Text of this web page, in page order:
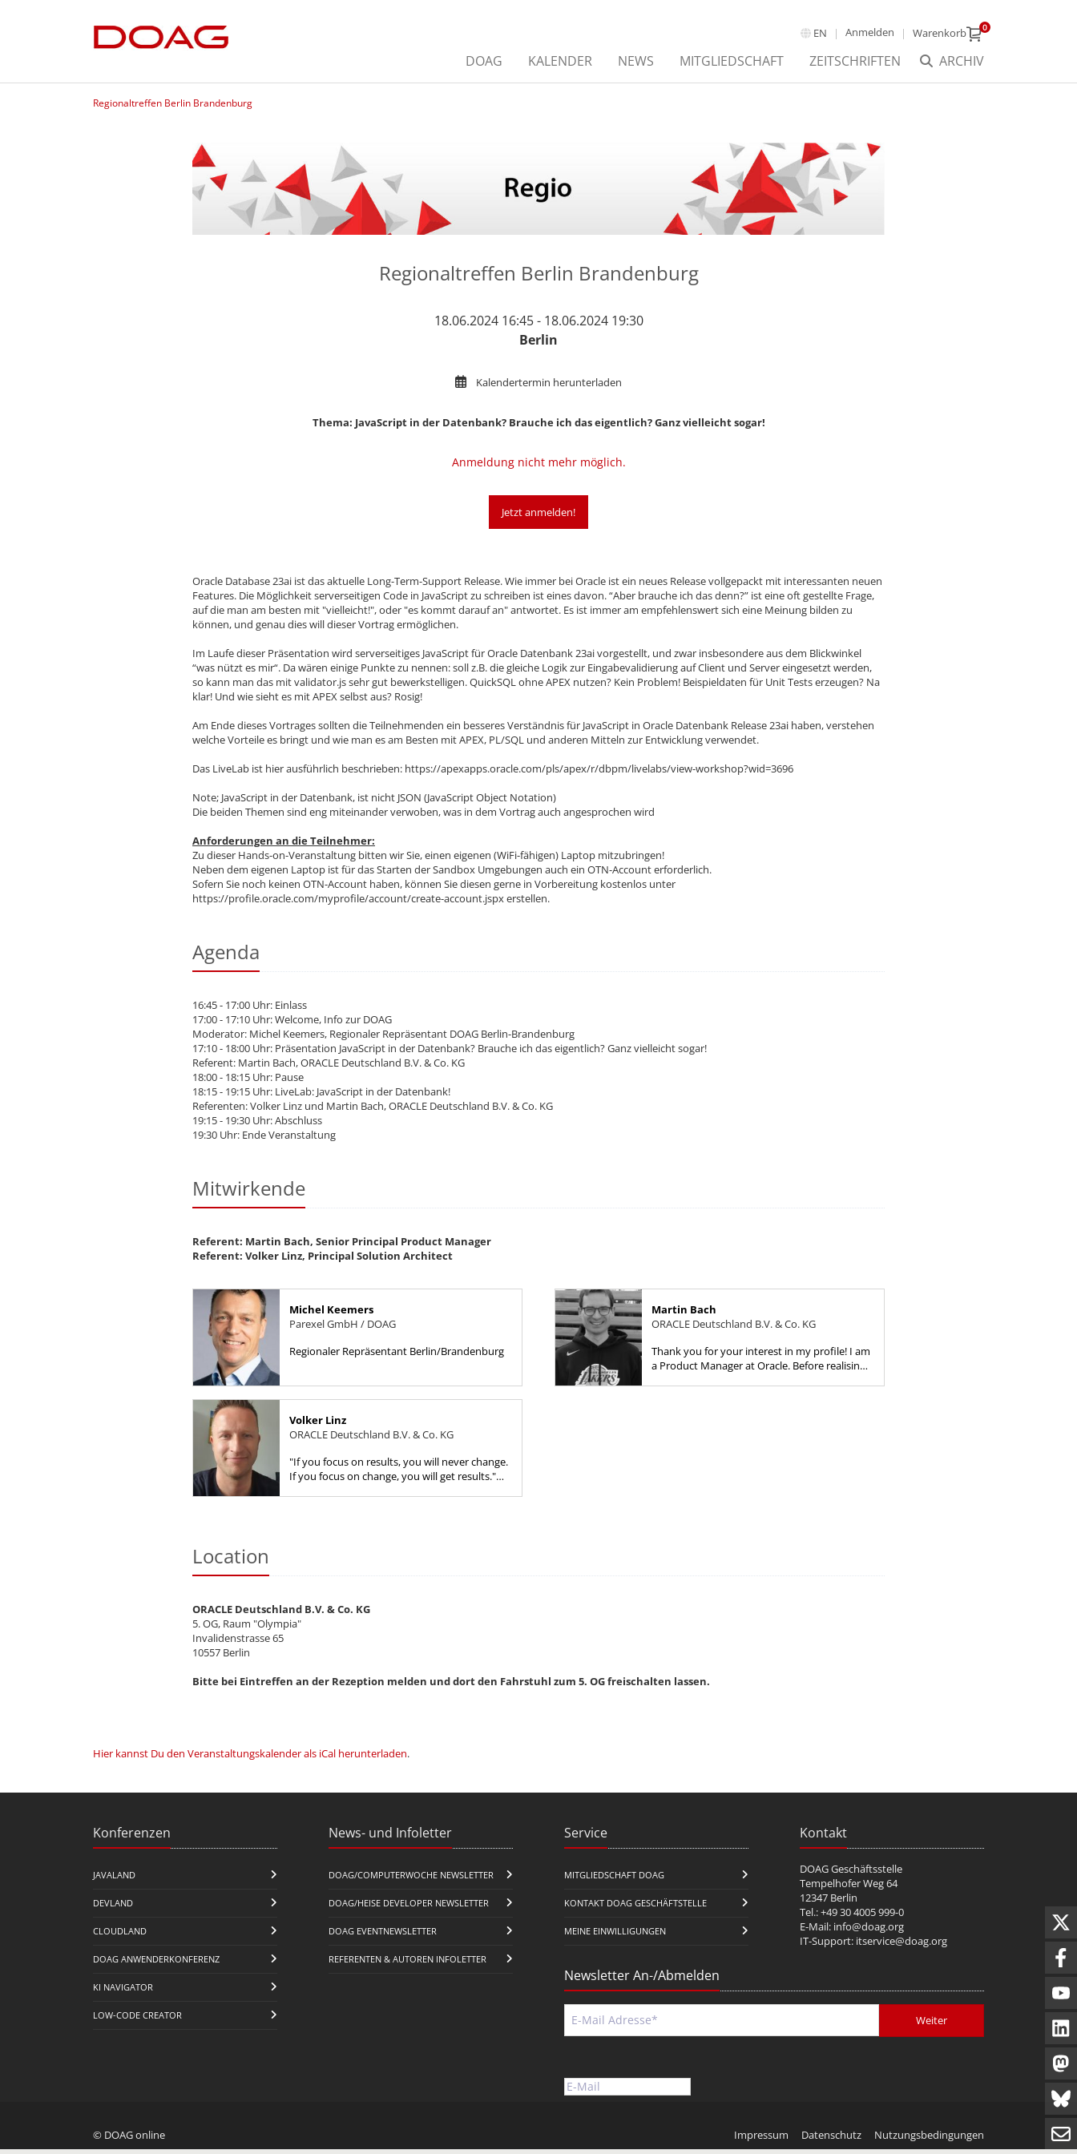
EN Anmelden Warenkorb 0
ARCHIV
DOAG KALENDER NEWS MITGLIEDSCHAFT ZEITSCHRIFTEN
Regionaltreffen Berlin Brandenburg
Regionaltreffen Berlin Brandenburg
18.06.2024 16:45 - 18.06.2024 19:30
Berlin
Kalendertermin herunterladen
Thema: JavaScript in der Datenbank? Brauche ich das eigentlich? Ganz vielleicht sogar!
Anmeldung nicht mehr möglich.
Jetzt anmelden!
Oracle Database 23ai ist das aktuelle Long-Term-Support Release. Wie immer bei Oracle ist ein neues Release vollgepackt mit interessanten neuen
Features. Die Möglichkeit serverseitigen Code in JavaScript zu schreiben ist eines davon. “Aber brauche ich das denn?” ist eine oft gestellte Frage,
auf die man am besten mit "vielleicht!", oder "es kommt darauf an" antwortet. Es ist immer am empfehlenswert sich eine Meinung bilden zu
können, und genau dies will dieser Vortrag ermöglichen.
Im Laufe dieser Präsentation wird serverseitiges JavaScript für Oracle Datenbank 23ai vorgestellt, und zwar insbesondere aus dem Blickwinkel
“was nützt es mir“. Da wären einige Punkte zu nennen: soll z.B. die gleiche Logik zur Eingabevalidierung auf Client und Server eingesetzt werden,
so kann man das mit validator.js sehr gut bewerkstelligen. QuickSQL ohne APEX nutzen? Kein Problem! Beispieldaten für Unit Tests erzeugen? Na
klar! Und wie sieht es mit APEX selbst aus? Rosig!
Am Ende dieses Vortrages sollten die Teilnehmenden ein besseres Verständnis für JavaScript in Oracle Datenbank Release 23ai haben, verstehen
welche Vorteile es bringt und wie man es am Besten mit APEX, PL/SQL und anderen Mitteln zur Entwicklung verwendet.
Das LiveLab ist hier ausführlich beschrieben: https://apexapps.oracle.com/pls/apex/r/dbpm/livelabs/view-workshop?wid=3696
Note; JavaScript in der Datenbank, ist nicht JSON (JavaScript Object Notation)
Die beiden Themen sind eng miteinander verwoben, was in dem Vortrag auch angesprochen wird
Anforderungen an die Teilnehmer:
Zu dieser Hands-on-Veranstaltung bitten wir Sie, einen eigenen (WiFi-fähigen) Laptop mitzubringen!
Neben dem eigenen Laptop ist für das Starten der Sandbox Umgebungen auch ein OTN-Account erforderlich.
Sofern Sie noch keinen OTN-Account haben, können Sie diesen gerne in Vorbereitung kostenlos unter
https://profile.oracle.com/myprofile/account/create-account.jspx erstellen.
Agenda
16:45 - 17:00 Uhr: Einlass
17:00 - 17:10 Uhr: Welcome, Info zur DOAG
Moderator: Michel Keemers, Regionaler Repräsentant DOAG Berlin-Brandenburg
17:10 - 18:00 Uhr: Präsentation JavaScript in der Datenbank? Brauche ich das eigentlich? Ganz vielleicht sogar!
Referent: Martin Bach, ORACLE Deutschland B.V. & Co. KG
18:00 - 18:15 Uhr: Pause
18:15 - 19:15 Uhr: LiveLab: JavaScript in der Datenbank!
Referenten: Volker Linz und Martin Bach, ORACLE Deutschland B.V. & Co. KG
19:15 - 19:30 Uhr: Abschluss
19:30 Uhr: Ende Veranstaltung
Mitwirkende
Referent: Martin Bach, Senior Principal Product Manager
Referent: Volker Linz, Principal Solution Architect
Michel Keemers
Parexel GmbH / DOAG
Regionaler Repräsentant Berlin/Brandenburg
Martin Bach
ORACLE Deutschland B.V. & Co. KG
Thank you for your interest in my profile! I am
a Product Manager at Oracle. Before realising
Volker Linz
ORACLE Deutschland B.V. & Co. KG
"If you focus on results, you will never change.
If you focus on change, you will get results."
Location
ORACLE Deutschland B.V. & Co. KG
5. OG, Raum "Olympia"
Invalidenstrasse 65
10557 Berlin
Bitte bei Eintreffen an der Rezeption melden und dort den Fahrstuhl zum 5. OG freischalten lassen.
Hier kannst Du den Veranstaltungskalender als iCal herunterladen.
Konferenzen
JAVALAND
DEVLAND
CLOUDLAND
DOAG ANWENDERKONFERENZ
KI NAVIGATOR
LOW-CODE CREATOR
News- und Infoletter
DOAG/COMPUTERWOCHE NEWSLETTER
DOAG/HEISE DEVELOPER NEWSLETTER
DOAG EVENTNEWSLETTER
REFERENTEN & AUTOREN INFOLETTER
Service
MITGLIEDSCHAFT DOAG
KONTAKT DOAG GESCHÄFTSTELLE
MEINE EINWILLIGUNGEN
Kontakt
DOAG Geschäftsstelle
Tempelhofer Weg 64
12347 Berlin
Tel.: +49 30 4005 999-0
E-Mail: info@doag.org
IT-Support: itservice@doag.org
Newsletter An-/Abmelden
Weiter
© DOAG online Impressum Datenschutz Nutzungsbedingungen